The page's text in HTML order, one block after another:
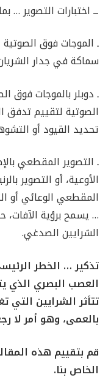
ــ اختبارات التصوير …
ـ الموجات فوق
سماكة في جدار
ـ دوبلر بالموجات فوق
الصوتية لتقييم تدفق
تحديد القيود أو
الأوعية، أو التصوير
المقطعي الوعائي أو
… يسمح برؤية الآفات،
الشرايين الصدغي.
تذكير … الخطر
العصب البصري الذي
تتأثر الشرايين التي
بالعمى، وهو أمر لا
قم بتقييم هذه
الخاص بنا.